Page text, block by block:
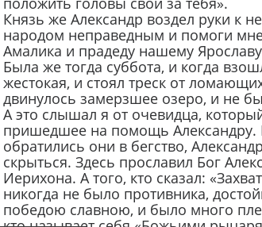
Князь же Александр воздел руки к
народом неправедным и помоги
Амалика и прадеду нашему
Была же тогда суббота, и когда
жестокая, и стоял треск от
двинулось замерзшее озеро, и не
А это слышал я от очевидца,
пришедшее на помощь
обратились они в бегство,
скрыться. Здесь прославил Бог
Иерихона. А того, кто сказал:
никогда не было противника,
победою славною, и было много